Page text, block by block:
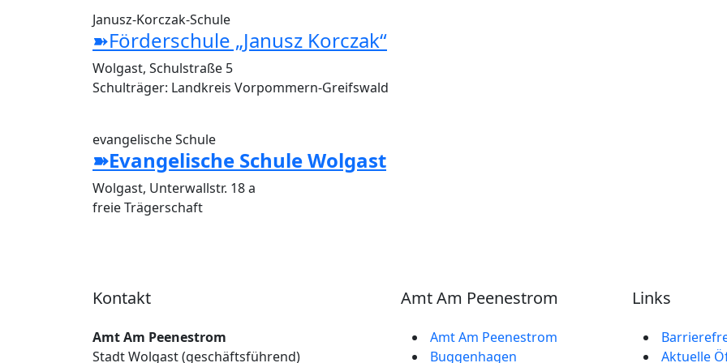
Janusz-Korczak-Schule
➽Förderschule „Janusz Korczak“
Wolgast, Schulstraße 5
Schulträger: Landkreis Vorpommern-Greifswald
evangelische Schule
➽Evangelische Schule Wolgast
Wolgast, Unterwallstr. 18 a
freie Trägerschaft
Kontakt
Amt Am Peenestrom
Stadt Wolgast (geschäftsführend)
Amt Am Peenestrom
Amt Am Peenestrom
Buggenhagen
Links
Aktuelle